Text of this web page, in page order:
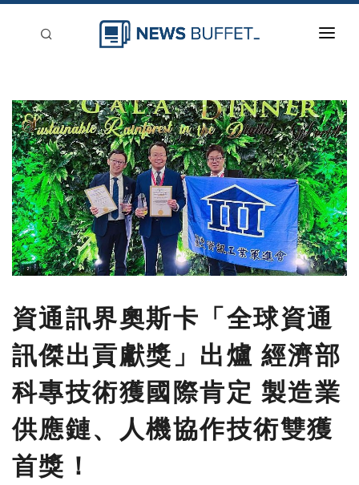
新聞稿分類
登入
刊登
資通訊界奧斯卡「全球資通
訊傑出貢獻獎」出爐 經濟部
科專技術獲國際肯定 製造業
供應鏈、人機協作技術雙獲
首獎！